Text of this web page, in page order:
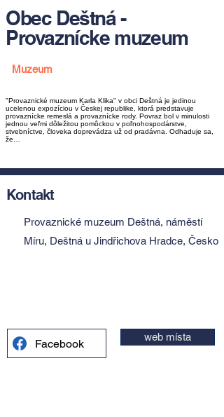
Obec Deštná -
Provaznícke muzeum
Muzeum
"Provaznické muzeum Karla Klika" v obci Deštná je jedinou
ucelenou expozíciou v Českej republike, ktorá predstavuje
provaznícke remeslá a provaznícke rody. Povraz bol v minulosti
jednou veľmi dôležitou pomôckou v poľnohospodárstve,
stvebníctve, človeka doprevádza už od pradávna. Odhaduje sa,
že…
Kontakt
Provaznické muzeum Deštná, náměstí
Míru, Deštná u Jindřichova Hradce, Česko
Facebook web místa